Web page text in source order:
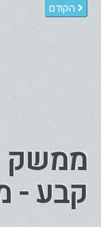
הקודם
ממשק
קבע -